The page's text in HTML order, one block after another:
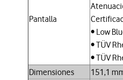
Pantalla
• Low
• TÜV
• TÜV
Dimensiones
151,1